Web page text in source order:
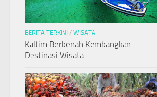
BERITA TERKINI / WISATA
Kaltim Berbenah Kembangkan
Destinasi Wisata